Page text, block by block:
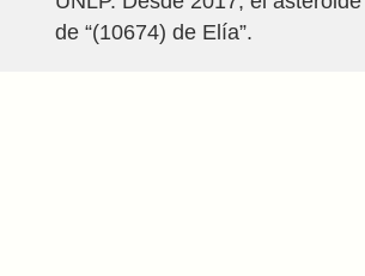
de “(10674) de Elía”.